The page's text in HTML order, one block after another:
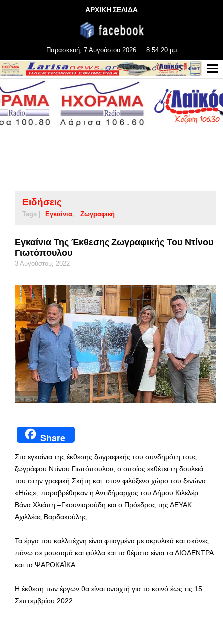
ΑΡΧΙΚΗ ΣΕΛΙΔΑ
Παρασκευή, 7 Αυγούστου 2026 8:54:20 μμ
Ειδήσεις
Tags | Εγκαίνια Ζωγραφική
Εγκαίνια Της Έκθεσης Ζωγραφικής Του Ντίνου
Γιωτόπουλου
3 Αυγούστου, 2022
Share
Στα εγκαίνια της έκθεσης ζωγραφικής του συνδημότη τους
ζωγράφου Ντίνου Γιωτόπουλου, ο οποίος εκθέτει τη δουλειά
του στην γραφική Σκήτη και στον φιλόξενο χώρο του ξενώνα
«Ηώς», παραβρέθηκαν η Αντιδήμαρχος του Δήμου Κιλελέρ
Βάνα Χλιάπη –Γκουνιαρούδη και ο Πρόεδρος της ΔΕΥΑΚ
Αχιλλέας Βαρδακούλης.
Τα έργα του καλλιτέχνη είναι φτιαγμένα με ακρυλικά και σκόνες
πάνω σε μουσαμά και φύλλα και τα θέματα είναι τα ΛΙΟΔΕΝΤΡΑ
και τα ΨΑΡΟΚΑΪΚΑ.
Η έκθεση των έργων θα είναι ανοιχτή για το κοινό έως τις 15
Σεπτεμβρίου 2022.